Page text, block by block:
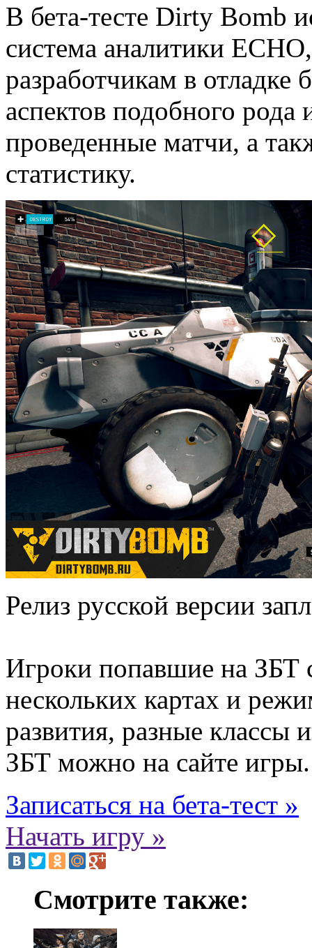
В бета-тесте Dirty Bomb
система аналитики
разработчикам в отладке
аспектов подобного рода
проведенные матчи, а
статистику.
Релиз русской версии
Игроки попавшие на ЗБТ
нескольких картах и
развития, разные классы
ЗБТ можно на сайте игры.
Записаться на бета-тест »
Начать игру »
Смотрите также: